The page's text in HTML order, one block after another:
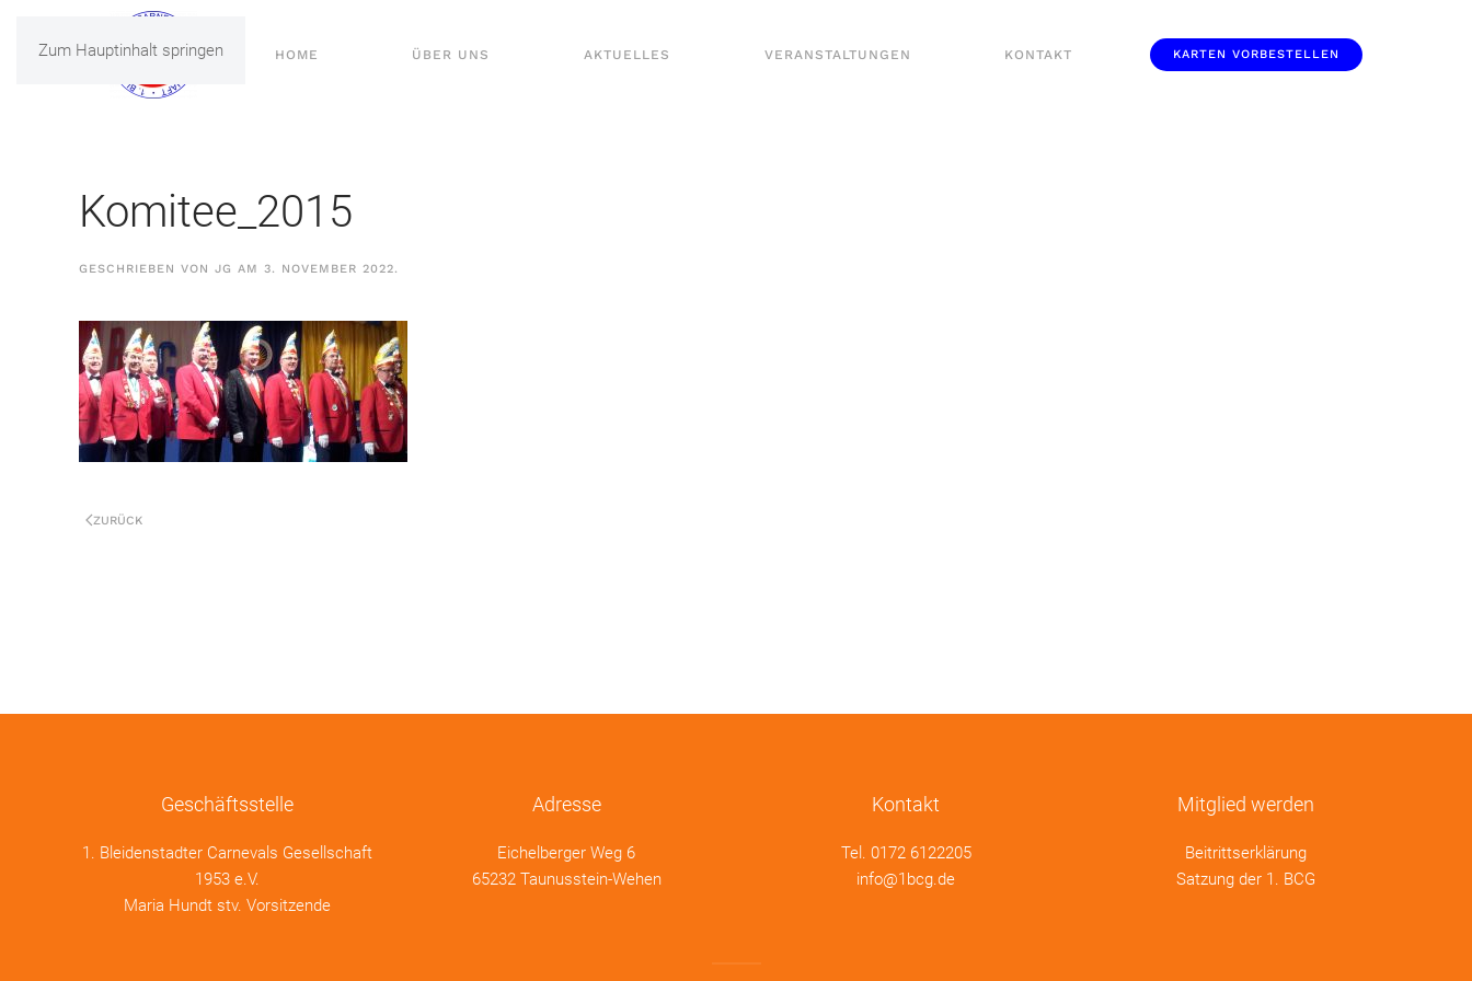
Zum Hauptinhalt springen HOME ÜBER UNS AKTUELLES VERANSTALTUNGEN KONTAKT KARTEN VORBESTELLEN
Komitee_2015
GESCHRIEBEN VON JG AM 3. NOVEMBER 2022.
ZURÜCK
Geschäftsstelle
1. Bleidenstadter Carnevals Gesellschaft
1953 e.V.
Maria Hundt stv. Vorsitzende
Adresse
Eichelberger Weg 6
65232 Taunusstein-Wehen
Kontakt
Tel. 0172 6122205
info@1bcg.de
Mitglied werden
Beitrittserklärung
Satzung der 1. BCG